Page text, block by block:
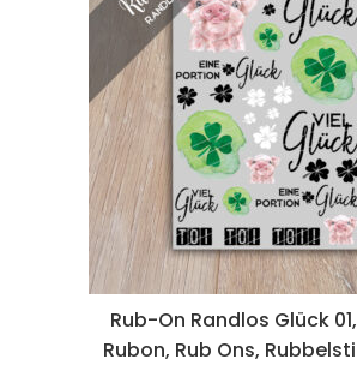
Rub-On Randlos Glück 01,
Rubon, Rub Ons,